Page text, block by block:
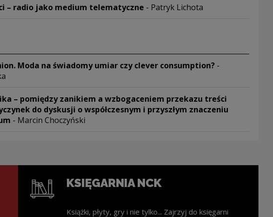
– radio jako medium telematyczne - Patryk Lichota
Moda na świadomy umiar czy clever consumption? -
– pomiędzy zanikiem a wzbogaceniem przekazu treści
do dyskusji o współczesnym i przyszłym znaczeniu
- Marcin Choczyński
KSIĘGARNIA NCK
Książki, płyty, gry i nie tylko... Zajrzyj do księgarni